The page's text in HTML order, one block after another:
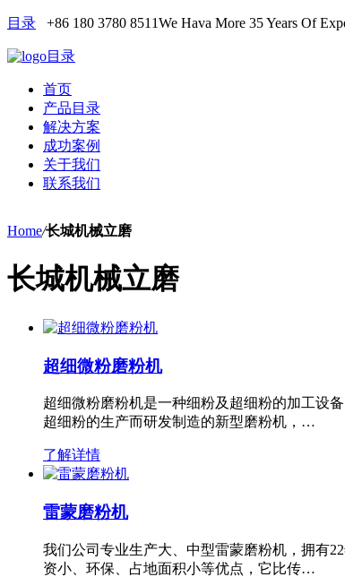
目录 +86 180 3780 8511We Hava More 35 Years Of
目录
首页
产品目录
解决方案
成功案例
关于我们
联系我们
Home/长城机械立磨
长城机械立磨
超细微粉磨粉机
超细微粉磨粉机是一种细粉及超细粉的加工设
超细粉的生产而研发制造的新型磨粉机，…
了解详情
雷蒙磨粉机
我们公司专业生产大、中型雷蒙磨粉机，拥有
资小、环保、占地面积小等优点，它比传…